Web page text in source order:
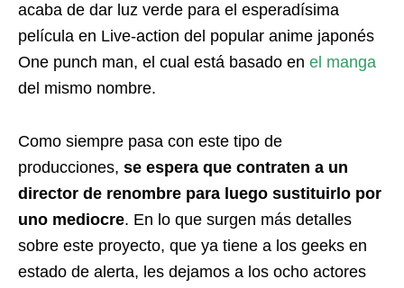
acaba de dar luz verde para el esperadísima
película en Live-action del popular anime japonés
One punch man, el cual está basado en el manga
del mismo nombre.
Como siempre pasa con este tipo de
producciones, se espera que contraten a un
director de renombre para luego sustituirlo por
uno mediocre. En lo que surgen más detalles
sobre este proyecto, que ya tiene a los geeks en
estado de alerta, les dejamos a los ocho actores